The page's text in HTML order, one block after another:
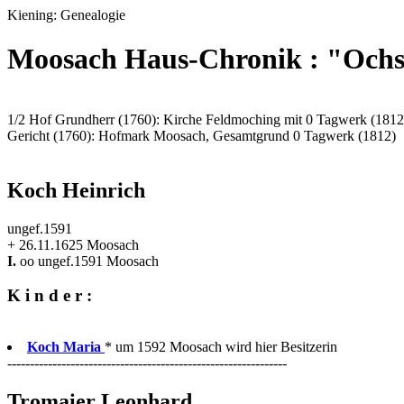
Kiening: Genealogie
Moosach Haus-Chronik :
1/2 Hof Grundherr (1760): Kirche Feldmoching mit 0 Tagwerk
Gericht (1760): Hofmark Moosach, Gesamtgrund 0 Tagwerk (1812)
Koch Heinrich
ungef.1591
+ 26.11.1625 Moosach
I. oo ungef.1591 Moosach
K i n d e r :
Koch Maria * um 1592 Moosach wird hier Besitzerin
--------------------------------------------------------------